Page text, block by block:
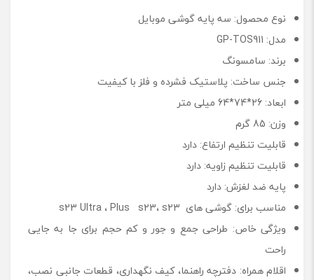
نوع محصول: سه پایه گوشی موبایل
مدل: GP-TOS911
برند: سامسونگ
جنس ساخت: پلاستیک فشرده و فلز با کیفیت
ابعاد: 26*74*64 میلی متر
وزن: 85 گرم
قابلیت تنظیم ارتفاع: دارد
قابلیت تنظیم زاویه: دارد
پایه ضد لغزش: دارد
مناسب برای: گوشی های s23 Ultra ، Plus s23، s23
ویژگی خاص: طراحی جمع ‌و جور و کم ‌حجم برای جا به‌ جایی
راحت
اقلام همراه: دفترچه راهنما، کیف نگهداری، قطعات جانبی نصب،